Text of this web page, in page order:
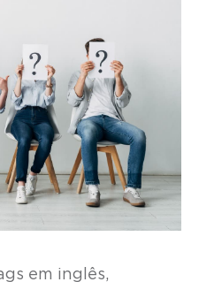
em inglês,